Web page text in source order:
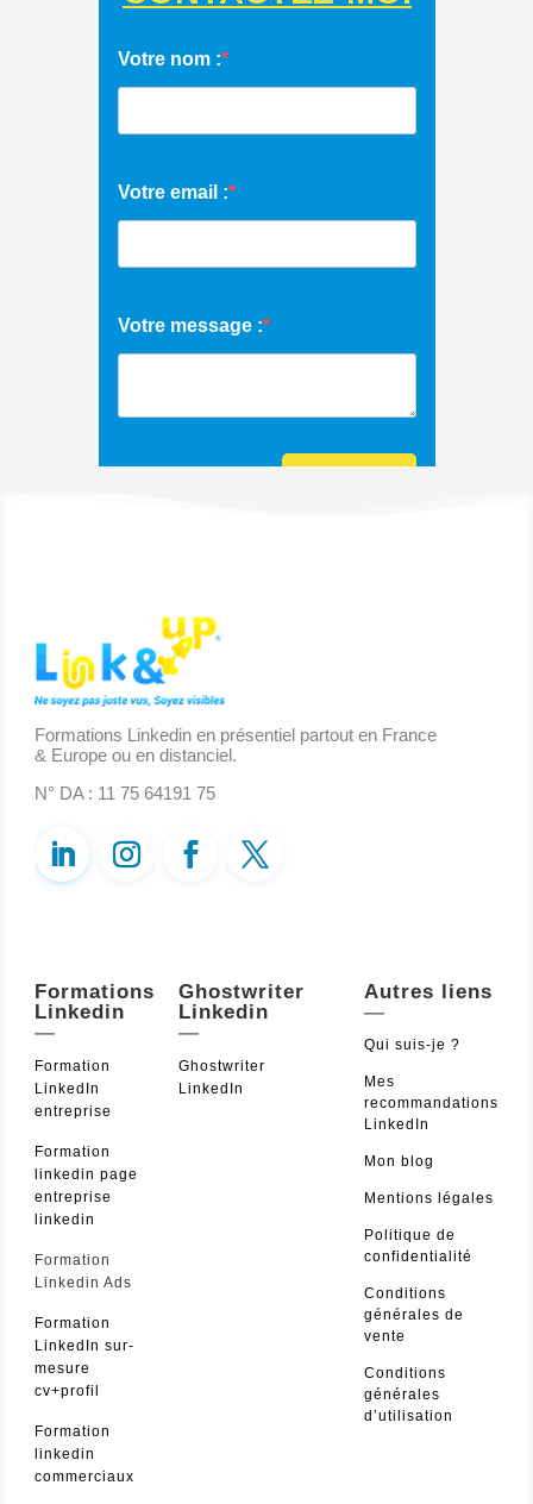
Formations Linkedin en présentiel partout en France
& Europe ou en distanciel.
N° DA : 11 75 64191 75
Formations
Linkedin
—
Formation
LinkedIn
entreprise
Formation
linkedin page
entreprise
linkedin
Formation
Linkedin Ads
Formation
LinkedIn sur-
mesure
cv+profil
Formation
linkedin
commerciaux
Ghostwriter
Linkedin
—
Ghostwriter
LinkedIn
Autres liens
—
Qui suis-je ?
Mes
recommandations
LinkedIn
Mon blog
Mentions légales
Politique de
confidentialité
Conditions
générales de
vente
Conditions
générales
d’utilisation